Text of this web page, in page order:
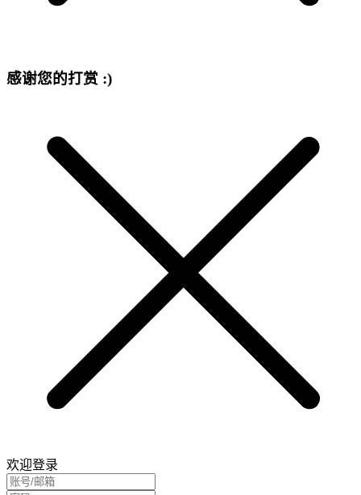
感谢您的打赏 :)
欢迎登录